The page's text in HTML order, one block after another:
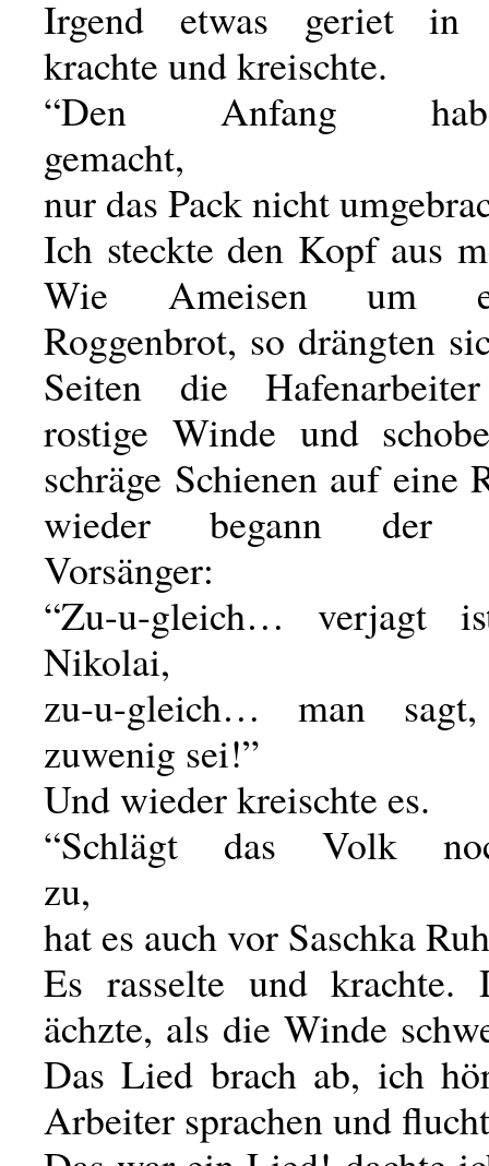
Irgend etwas geriet in
krachte und kreischte.
“Den Anfang
gemacht,
nur das Pack nicht
Ich steckte den Kopf aus
Wie Ameisen um
Roggenbrot, so drängten
Seiten die
rostige Winde und
schräge Schienen auf eine
wieder begann der
Vorsänger:
“Zu-u-gleich… verjagt
Nikolai,
zu-u-gleich… man
zuwenig sei!”
Und wieder kreischte es.
“Schlägt das Volk
zu,
hat es auch vor Saschka
Es rasselte und krachte.
ächzte, als die Winde
Das Lied brach ab, ich
Arbeiter sprachen und